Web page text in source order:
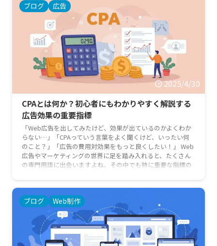
策の基本から、初心者の方がすぐに実践できる具体的なステ
ブログ 広告
2025/4/30
CPAとは何か？初心者にもわかりやすく解説する
広告効果の重要指標
「Web広告を出してみたけど、効果が出ているのかよくわか
らない…」「CPAっていう言葉をよく聞くけど、いったい何
のこと？」「広告の費用対効果をもっと良くしたい！」 Web
広告やマーケティングの世界に足を踏み入れると、たくさん
の専門用語に出会いますよね。その中でも特に重要な指標の
で、広告やマーケティングに詳しくない初心者の方にもわか
ブログ Web制作